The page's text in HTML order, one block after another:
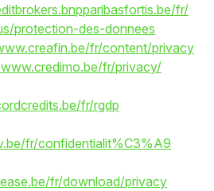
fr/
protection-des-donnees
fr/content/privacy
fr/privacy/
fr/rgdp
fr/confidentialit%C3%A9
fr/download/privacy